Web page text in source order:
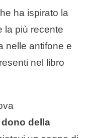
ha ispirato la
la più recente
nelle antifone e
nel libro
della